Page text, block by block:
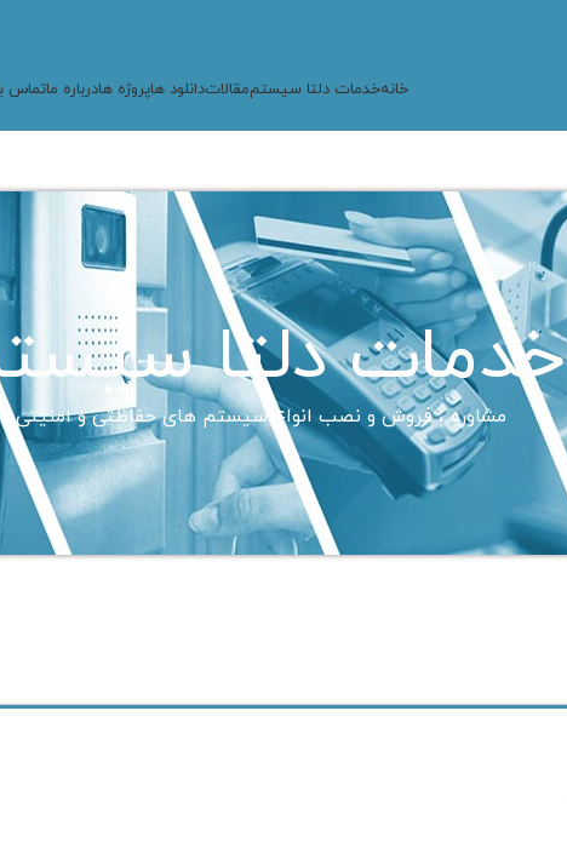
خانهخدمات دلتا سیستممقالاتدانلود هاپروژه هادرباره ماتماس
خدمات دلتا
مشاوره ، فروش و نصب انواع سیستم های حفاظتی و امنیتی